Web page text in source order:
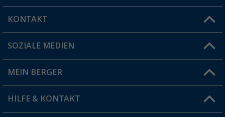
KONTAKT
Du hast eine Frage?
Filiale finden
SOZIALE MEDIEN
MEIN BERGER
Vorteilskarte
HILFE & KONTAKT